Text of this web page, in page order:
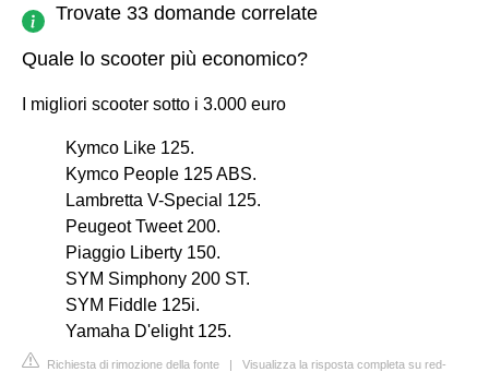
Trovate 33 domande correlate
Quale lo scooter più economico?
I migliori scooter sotto i 3.000 euro
Kymco Like 125.
Kymco People 125 ABS.
Lambretta V-Special 125.
Peugeot Tweet 200.
Piaggio Liberty 150.
SYM Simphony 200 ST.
SYM Fiddle 125i.
Yamaha D'elight 125.
Richiesta di rimozione della fonte | Visualizza la risposta completa su red-